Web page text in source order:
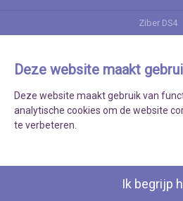
Deze website maakt
Deze website maakt gebruik van
analytische cookies om de website
te verbeteren.
Ik begrijp
Ziber DS4